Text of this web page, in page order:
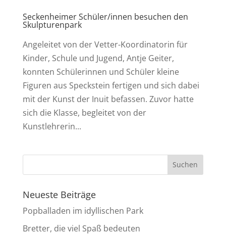
Seckenheimer Schüler/innen besuchen den
Skulpturenpark
Angeleitet von der Vetter-Koordinatorin für
Kinder, Schule und Jugend, Antje Geiter,
konnten Schülerinnen und Schüler kleine
Figuren aus Speckstein fertigen und sich dabei
mit der Kunst der Inuit befassen. Zuvor hatte
sich die Klasse, begleitet von der
Kunstlehrerin...
Neueste Beiträge
Popballaden im idyllischen Park
Bretter, die viel Spaß bedeuten